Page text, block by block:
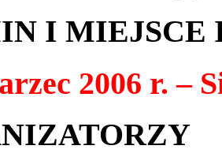
I MIEJSCE
2006 r. –